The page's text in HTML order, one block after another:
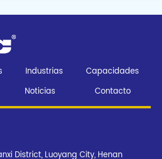
Industrias
Capacidades
Noticias Contacto
District, Luoyang City, Henan